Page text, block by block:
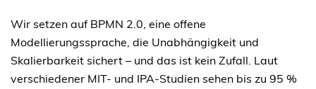
Wir setzen auf BPMN 2.0, eine offene
Modellierungssprache, die Unabhängigkeit und
Skalierbarkeit sichert – und das ist kein Zufall. Laut
verschiedener MIT- und IPA-Studien sehen bis zu 95 %